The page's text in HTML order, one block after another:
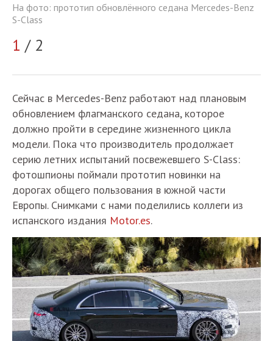
На фото: прототип обновлённого седана Mercedes-Benz
S-Class
1 / 2
Сейчас в Mercedes-Benz работают над плановым
обновлением флагманского седана, которое
должно пройти в середине жизненного цикла
модели. Пока что производитель продолжает
серию летних испытаний посвежевшего S-Class:
фотошпионы поймали прототип новинки на
дорогах общего пользования в южной части
Европы. Снимками с нами поделились коллеги из
испанского издания Motor.es.